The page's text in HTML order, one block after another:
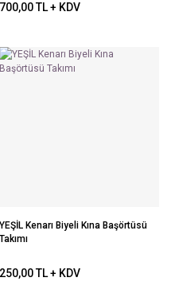
700,00 TL + KDV
YEŞİL Kenarı Biyeli Kına Başörtüsü
Takımı
250,00 TL + KDV